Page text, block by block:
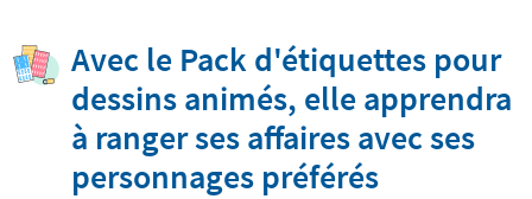
Avec le Pack d'étiquettes pour
dessins animés, elle apprendra
à ranger ses affaires avec ses
personnages préférés